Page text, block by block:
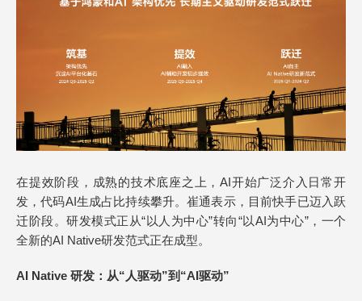
在提效阶段，成熟的技术底座之上，AI开始广泛介入日常开
发，代码AI生成占比持续攀升。崔通表示，目前快手已迈入跃
迁阶段。研发模式正从“以人为中心”转向“以AI为中心”，一个
全新的AI Native研发范式正在成型。
AI Native 研发：从“ 人驱动”到 “AI驱动”